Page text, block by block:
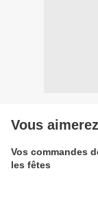
Vous
Vos commandes
les fêtes